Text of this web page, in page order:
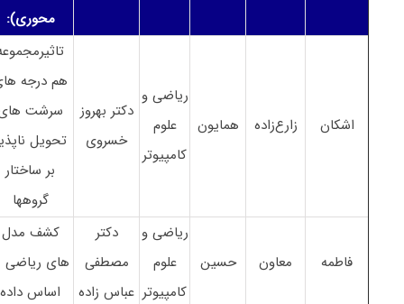
محوری):
اشکان زارع‌زاده همایون
ریاضی و
علوم
کامپیوتر
دکتر بهروز
خسروی
هم درجه
سرشت
تحویل
بر ساختار
گروهها
فاطمه معاون حسین
ریاضی و
علوم
کامپیوتر
دکتر
مصطفی
عباس زاده
کشف مدل
های ریاضی
اساس داده